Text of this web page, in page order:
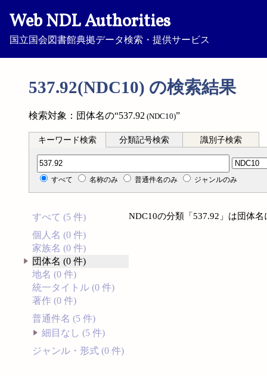
Web NDL Authorities
国立国会図書館典拠データ検索・提供サービス
537.92(NDC10) の検索結果
検索対象：団体名の“537.92 (NDC10)”
キーワード検索 分類記号検索 識別子検索
分類記号検索
すべて 名称のみ 普通件名のみ ジャンルのみ
すべて (5 件)
個人名 (0 件)
家族名 (0 件)
団体名 (0 件)
地名 (0 件)
統一タイトル (0 件)
著作 (0 件)
普通件名 (5 件)
細目なし (5 件)
ジャンル・形式 (0 件)
NDC10の分類「537.92」は団体